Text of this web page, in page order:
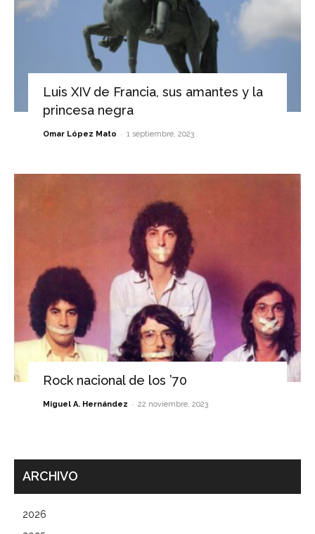
Luis XIV de Francia, sus amantes y la
princesa negra
Omar López Mato - 1 septiembre, 2023
Rock nacional de los ’70
Miguel A. Hernández - 22 noviembre, 2023
ARCHIVO
2026